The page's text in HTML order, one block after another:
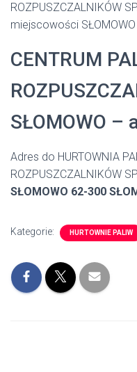
ROZPUSZCZALNIKÓW
miejscowości SŁOMOWO
CENTRUM
SŁOMOWO –
Adres do HURTOWNIA
ROZPUSZCZALNIKÓW
SŁOMOWO 62-300
Kategorie: HURTOWNIE PALIW